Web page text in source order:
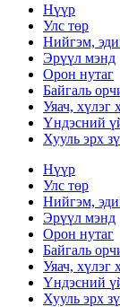
Нүүр
Улс төр
Нийгэм,
Эрүүл мэнд
Орон нутаг
Байгаль
Уяач, хүлэг
Үндэсний
Хууль эрх
Нүүр
Улс төр
Нийгэм,
Эрүүл мэнд
Орон нутаг
Байгаль
Уяач, хүлэг
Үндэсний
Хууль эрх